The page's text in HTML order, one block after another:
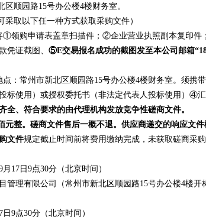
区顺园路15号办公楼4楼财务室。
采取以下任一种方式获取采购文件）
①领购申请表盖章扫描件；②企业营业执照副本复印
凭证截图、 ⑤E交易报名成功的截图发至本公司邮箱
点：常州市新北区顺园路15号办公楼4楼财务室。须
标使用）或授权委托书（非法定代表人投标使用）④
全、符合要求的由代理机构发放竞争性磋商文件。
元整。磋商文件售后一概不退。供应商递交的响应文
文件规定截止时间前将费用缴纳完成，未获取磋商采
月 17 日 9点30分（北京时间）
管理有限公司（常州市新北区顺园路15号办公楼4楼开
日 9点30分（北京时间）